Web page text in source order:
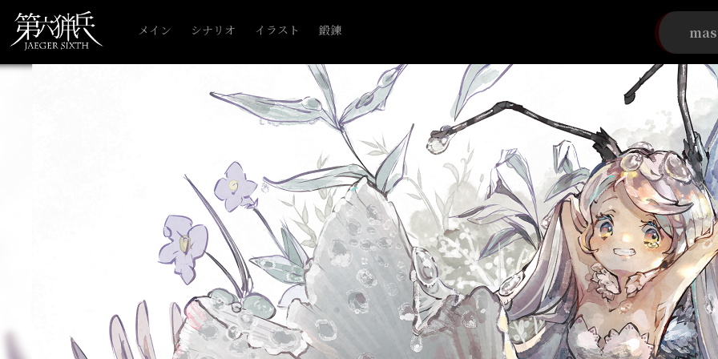
メイン シナリオ イラスト 鍛錬